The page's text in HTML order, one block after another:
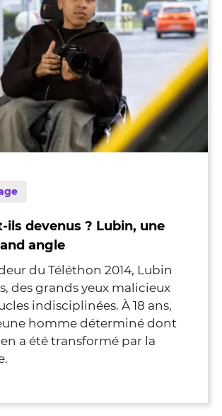
ils devenus ? Lubin, une
angle
du Téléthon 2014, Lubin
des grands yeux malicieux
indisciplinées. À 18 ans,
homme déterminé dont
a été transformé par la